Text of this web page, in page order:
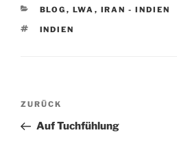
KATEGORIEN
BLOG , LWA , IRAN - INDIEN
SCHLAGWÖRTER
INDIEN
Beitragsnavigation
Vorheriger
Beitrag
ZURÜCK
Auf Tuchfühlung